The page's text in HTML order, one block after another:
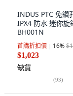
INDUS PTC 免鑽
IPX4 防水 迷你
BH001N
首購折扣價 16%
$1,023
缺貨
(93)